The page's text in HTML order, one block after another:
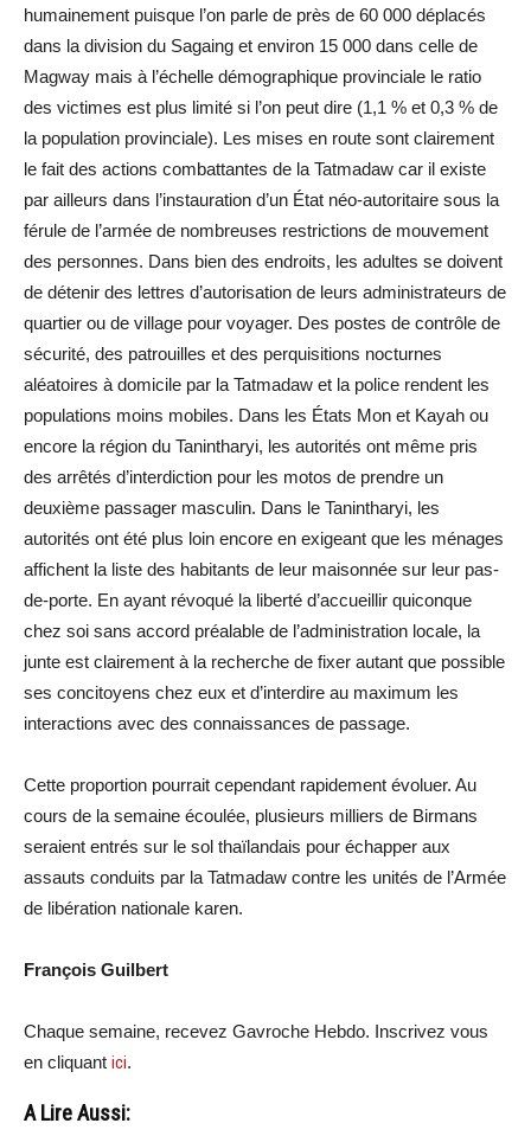
humainement puisque l’on parle de près de 60 000 déplacés
dans la division du Sagaing et environ 15 000 dans celle de
Magway mais à l’échelle démographique provinciale le ratio
des victimes est plus limité si l’on peut dire (1,1 % et 0,3 % de
la population provinciale). Les mises en route sont clairement
le fait des actions combattantes de la Tatmadaw car il existe
par ailleurs dans l’instauration d’un État néo-autoritaire sous la
férule de l’armée de nombreuses restrictions de mouvement
des personnes. Dans bien des endroits, les adultes se doivent
de détenir des lettres d’autorisation de leurs administrateurs de
quartier ou de village pour voyager. Des postes de contrôle de
sécurité, des patrouilles et des perquisitions nocturnes
aléatoires à domicile par la Tatmadaw et la police rendent les
populations moins mobiles. Dans les États Mon et Kayah ou
encore la région du Tanintharyi, les autorités ont même pris
des arrêtés d’interdiction pour les motos de prendre un
deuxième passager masculin. Dans le Tanintharyi, les
autorités ont été plus loin encore en exigeant que les ménages
affichent la liste des habitants de leur maisonnée sur leur pas-
de-porte. En ayant révoqué la liberté d’accueillir quiconque
chez soi sans accord préalable de l’administration locale, la
junte est clairement à la recherche de fixer autant que possible
ses concitoyens chez eux et d’interdire au maximum les
interactions avec des connaissances de passage.
Cette proportion pourrait cependant rapidement évoluer. Au
cours de la semaine écoulée, plusieurs milliers de Birmans
seraient entrés sur le sol thaïlandais pour échapper aux
assauts conduits par la Tatmadaw contre les unités de l’Armée
de libération nationale karen.
François Guilbert
Chaque semaine, recevez Gavroche Hebdo. Inscrivez vous
en cliquant ici.
A Lire Aussi: